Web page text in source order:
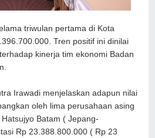
triwulan pertama di Kota
Tren positif ini dinilai
kinerja tim ekonomi Badan
Irawadi menjelaskan adapun nilai
oleh lima perusahaan asing
Batam ( Jepang-
Rp 23.388.800.000 ( Rp 23